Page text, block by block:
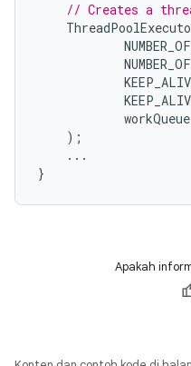
// Creates a
workQueue
);
...
}
Apakah